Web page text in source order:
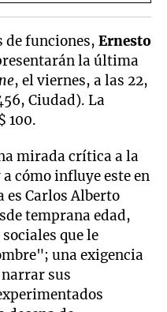
de funciones,Ernesto
la última
, el viernes, a las 22,
Ciudad). La
100.
mirada crítica a la
cómo influye este en
es Carlos Alberto
temprana edad,
que le
una exigencia
sus